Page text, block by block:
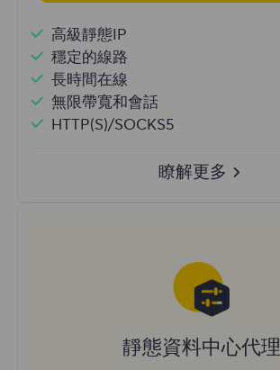
高級靜態IP
穩定的線路
長時間在線
無限帶寬和會話
HTTP(S)/SOCKS5
瞭解更多
靜態資料中心代理